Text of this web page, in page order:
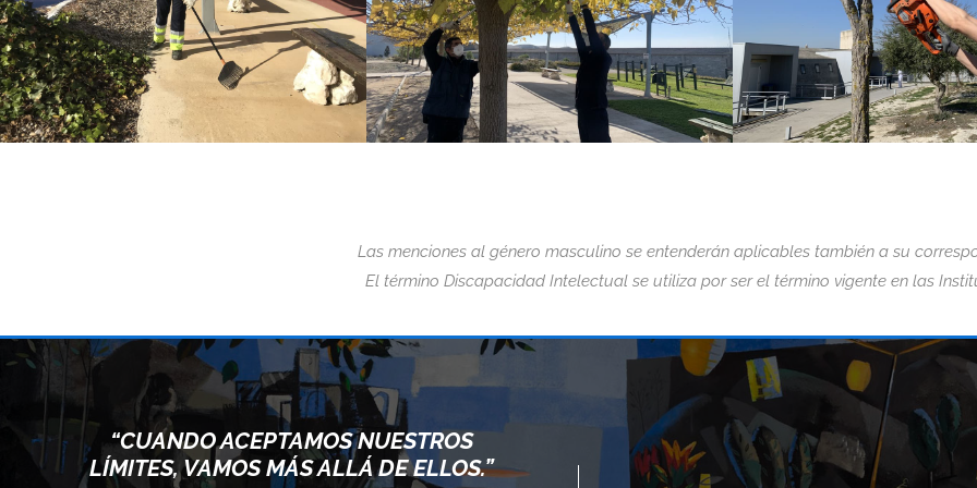
Las menciones al género masculino se entenderán aplicables también a su
El término Discapacidad Intelectual se utiliza por ser el término vigente en las
NUESTROS
MÁS ALLÁ DE ELLOS.”
“EL MIEDO ES LA MAYOR DISCAPACIDAD
DE TODAS.“
“LA
DEFINE
DESAFÍOS